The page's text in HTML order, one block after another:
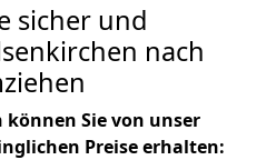
sicher und
nach
können Sie von unser
Preise erhalten: